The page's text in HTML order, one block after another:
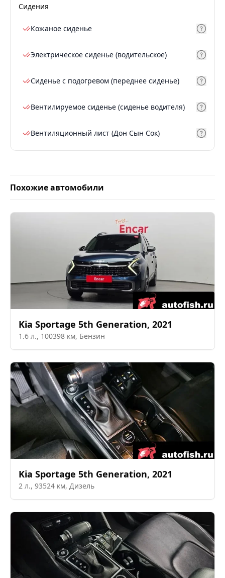
Сидения
Кожаное сиденье
Электрическое сиденье (водительское)
Сиденье с подогревом (переднее сиденье)
Вентилируемое сиденье (сиденье водителя)
Вентиляционный лист (Дон Сын Сок)
Похожие автомобили
Kia Sportage 5th Generation, 2021
1.6 л., 100398 км, Бензин
Kia Sportage 5th Generation, 2021
2 л., 93524 км, Дизель